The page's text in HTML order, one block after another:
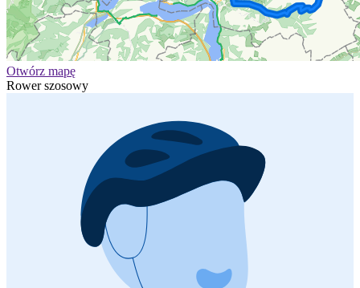
Otwórz mapę
Rower szosowy